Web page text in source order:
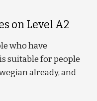
on Level A2
who have
suitable for people
already, and